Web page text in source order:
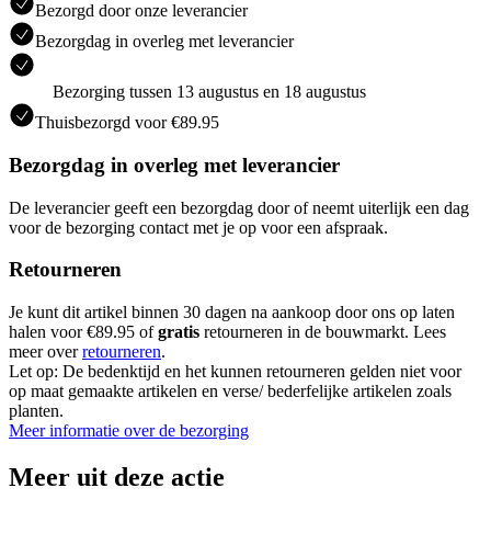
Bezorgd door onze leverancier
Bezorgdag in overleg met leverancier
Bezorging tussen 13 augustus en 18 augustus
Thuisbezorgd voor €89.95
Bezorgdag in overleg met leverancier
De leverancier geeft een bezorgdag door of neemt uiterlijk een dag
voor de bezorging contact met je op voor een afspraak.
Retourneren
Je kunt dit artikel binnen 30 dagen na aankoop door ons op laten
halen voor €89.95 ofgratis retourneren in de bouwmarkt. Lees
meer overretourneren.
Let op: De bedenktijd en het kunnen retourneren gelden niet voor
op maat gemaakte artikelen en verse/ bederfelijke artikelen zoals
planten.
Meer informatie over de bezorging
Meer uit deze actie